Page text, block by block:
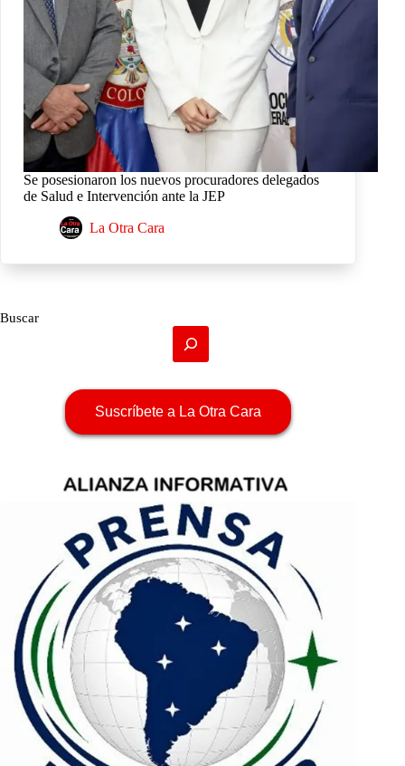
Se posesionaron los nuevos procuradores delegados
de Salud e Intervención ante la JEP
La Otra Cara
Buscar
Suscríbete a La Otra Cara